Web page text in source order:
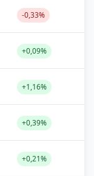
-0,33%
+0,09%
+1,16%
+0,39%
+0,21%